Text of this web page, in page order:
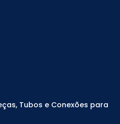
Tubos e Conexões para